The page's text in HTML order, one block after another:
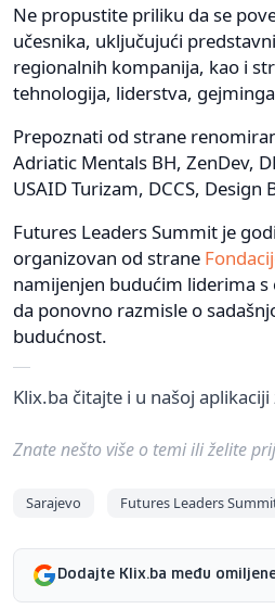
Ne propustite priliku da se
učesnika, uključujući
regionalnih kompanija, kao i
tehnologija, liderstva,
Prepoznati od strane
Adriatic Mentals BH, ZenDev,
USAID Turizam, DCCS,
Futures Leaders Summit je
organizovan od strane
namijenjen budućim liderima
da ponovno razmisle o
budućnost.
Klix.ba čitajte i u našoj aplikaciji
Znate nešto više o temi ili želite
Sarajevo Futures Leaders
Dodajte Klix.ba među